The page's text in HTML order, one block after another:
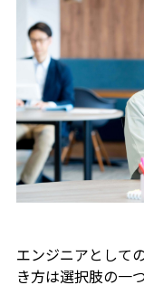
エンジニアとして
き方は選択肢の一